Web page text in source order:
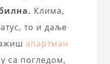
Климa,
то и даље
апартман
са погледом,